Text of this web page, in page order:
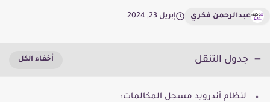
عبدالرحمن فكري إبريل 23, 2024
جدول التنقل
لنظام أندرويد مسجل المكالمات: